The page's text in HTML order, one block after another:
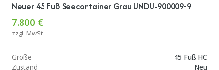
Neuer 45 Fuß Seecontainer Grau UNDU-900009-9
7.800 €
zzgl. MwSt.
Größe
45 Fuß HC
Zustand
Neu